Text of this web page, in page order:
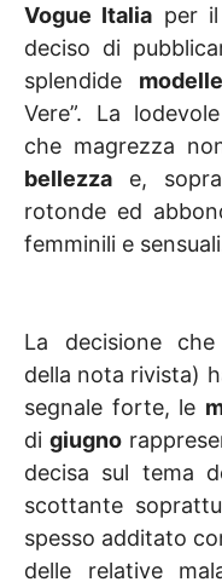
Vogue Italia per
deciso di
splendide
Vere”. La
che magrezza
bellezza e,
rotonde ed
femminili e
La decisione che
della nota rivista)
segnale forte, le
di giugno
decisa sul tema
scottante
spesso additato
delle relative